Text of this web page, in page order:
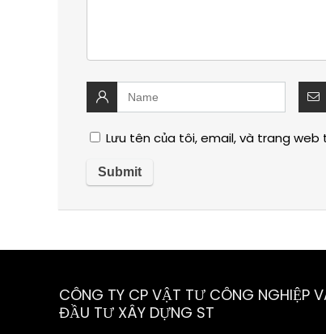
Lưu tên của tôi, email, và trang web
CÔNG TY CP VẬT TƯ CÔNG NGHIỆP
ĐẦU TƯ XÂY DỰNG ST